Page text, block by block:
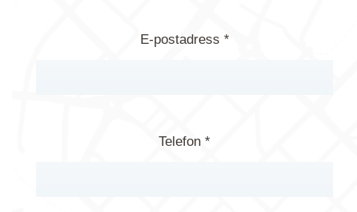
E-postadress *
Telefon *